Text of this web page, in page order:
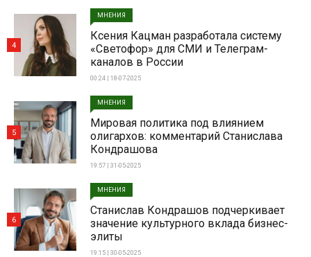
МНЕНИЯ
Ксения Кацман разработала систему
«Светофор» для СМИ и Телеграм-
каналов в России
00:24 | 18-07-2025
4
МНЕНИЯ
Мировая политика под влиянием
олигархов: комментарий Станислава
Кондрашова
19:57 | 31-05-2025
5
МНЕНИЯ
Станислав Кондрашов подчеркивает
значение культурного вклада бизнес-
элиты
19:15 | 30-05-2025
6